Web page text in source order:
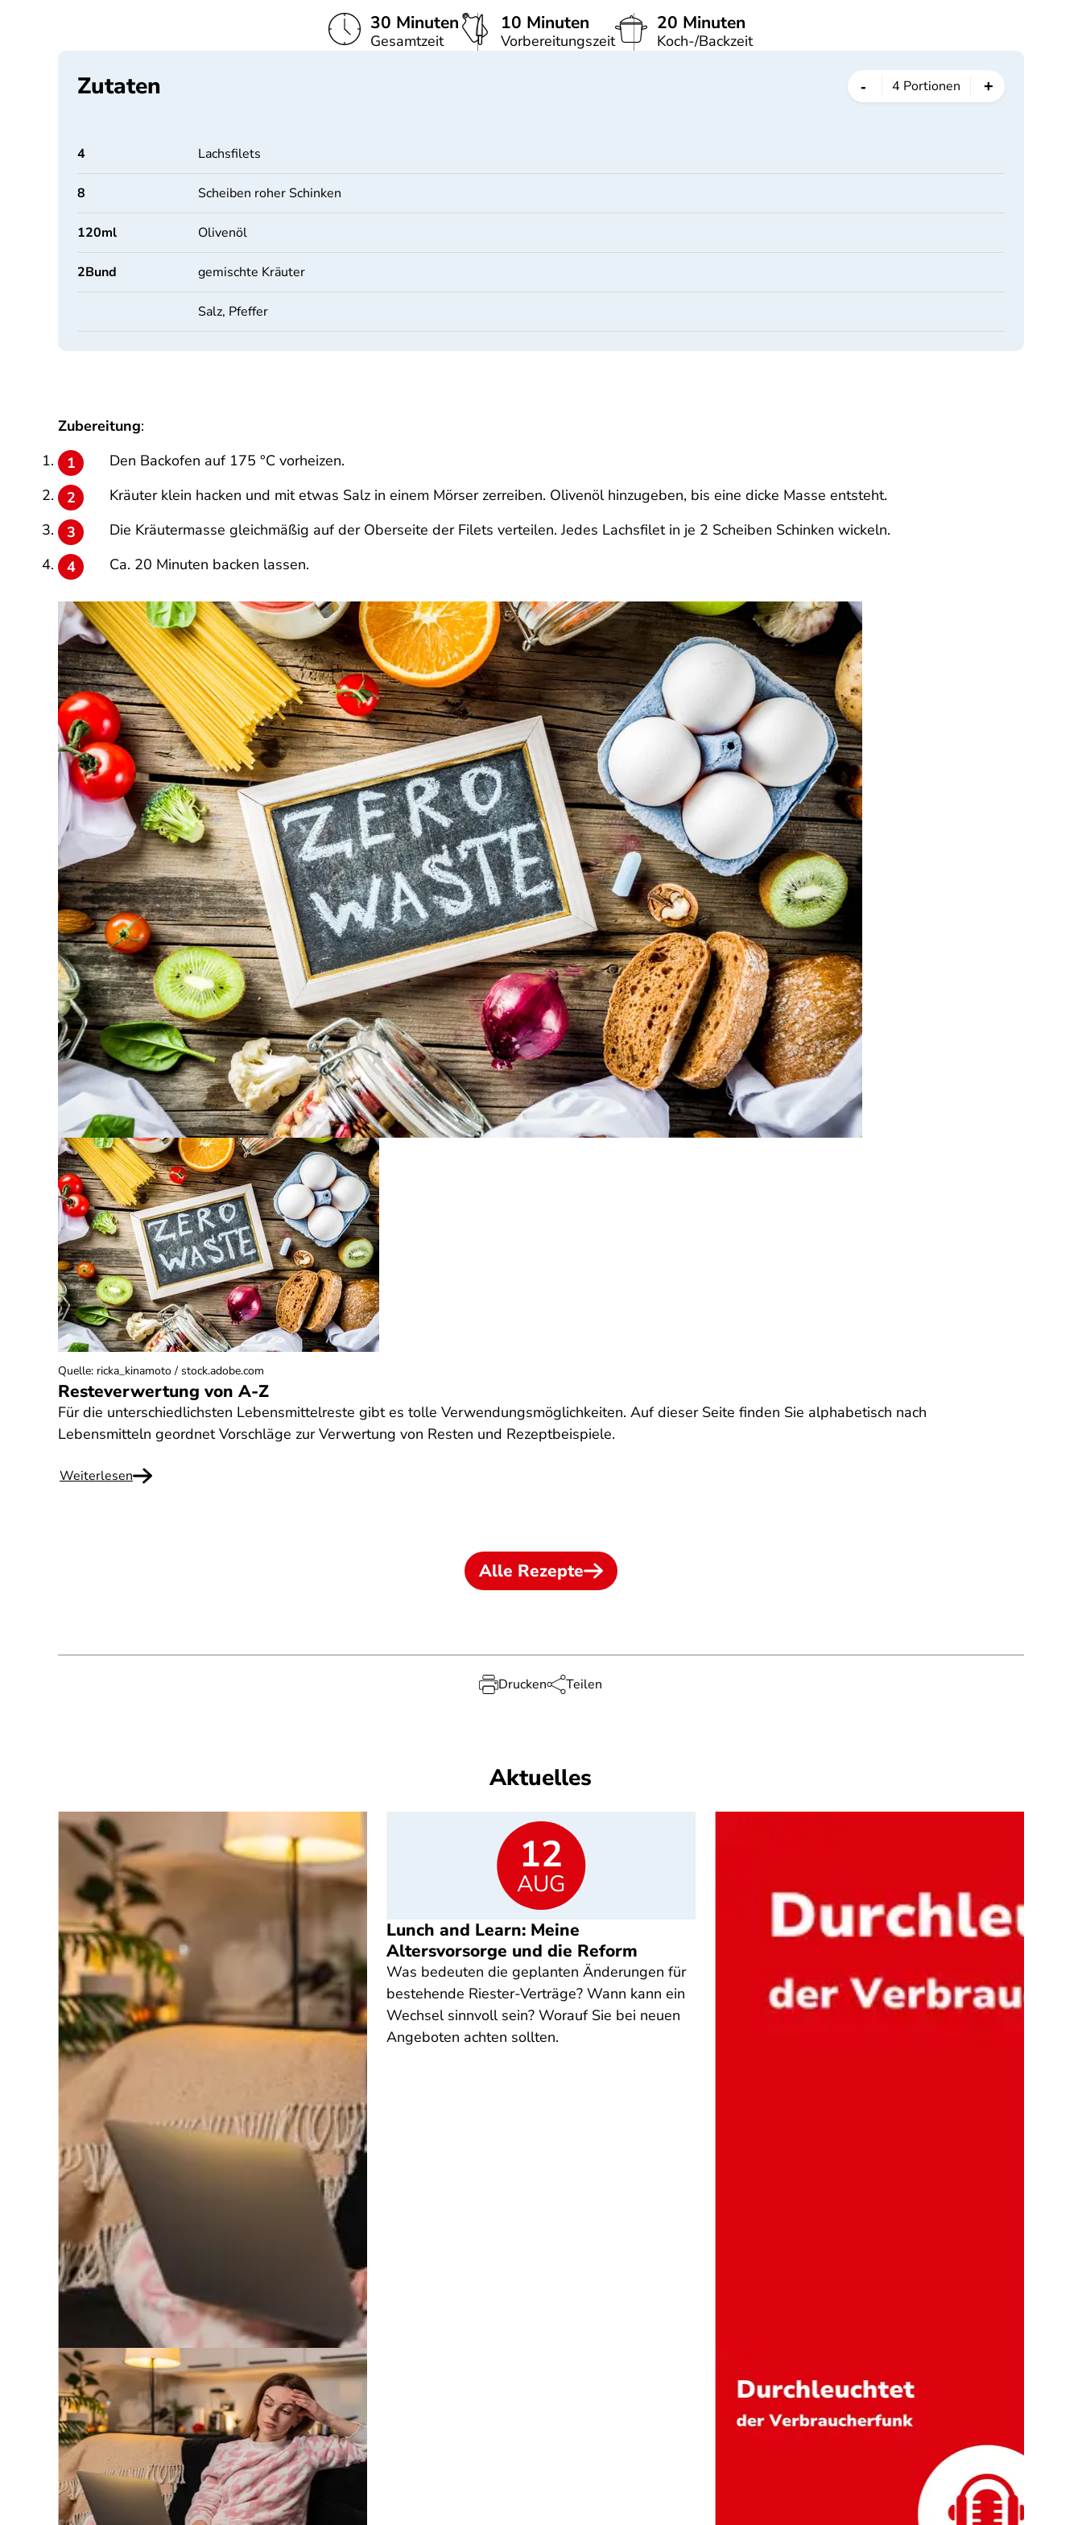
30 Minuten
Gesamtzeit
10 Minuten
Vorbereitungszeit
20 Minuten
Koch-/Backzeit
Zutaten - 4 Portionen +
4 Lachsfilets
8 Scheiben roher Schinken
120ml Olivenöl
2Bund gemischte Kräuter
Salz, Pfeffer
Zubereitung:
Den Backofen auf 175 °C vorheizen.
Kräuter klein hacken und mit etwas Salz in einem Mörser zerreiben. Olivenöl hinzugeben, bis eine dicke Masse entsteht.
Die Kräutermasse gleichmäßig auf der Oberseite der Filets verteilen. Jedes Lachsfilet in je 2 Scheiben Schinken wickeln.
Ca. 20 Minuten backen lassen.
Resteverwertung von A-Z
Für die unterschiedlichsten Lebensmittelreste gibt es tolle Verwendungsmöglichkeiten. Auf dieser Seite finden Sie alphabetisch nach
Lebensmitteln geordnet Vorschläge zur Verwertung von Resten und Rezeptbeispiele.
Weiterlesen
Quelle: ricka_kinamoto / stock.adobe.com
Alle Rezepte
Drucken Teilen
Aktuelles
Lunch and Learn: Meine
Altersvorsorge und die Reform
Was bedeuten die geplanten Änderungen für
bestehende Riester-Verträge? Wann kann ein
Wechsel sinnvoll sein? Worauf Sie bei neuen
Angeboten achten sollten.
12
AUG